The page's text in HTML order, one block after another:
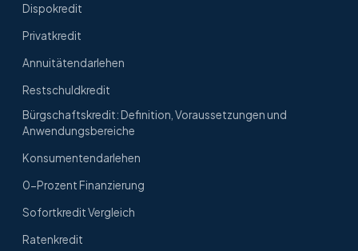
Dispokredit
Privatkredit
Annuitätendarlehen
Restschuldkredit
Bürgschaftskredit: Definition, Voraussetzungen und
Anwendungsbereiche
Konsumentendarlehen
0-Prozent Finanzierung
Sofortkredit Vergleich
Ratenkredit